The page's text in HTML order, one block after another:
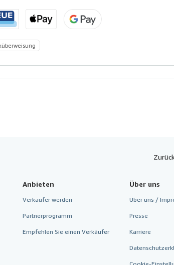
Anbieten
Verkäufer werden
Partnerprogramm
Empfehlen Sie einen Verkäufer
Über uns
Über uns /
Presse
Karriere